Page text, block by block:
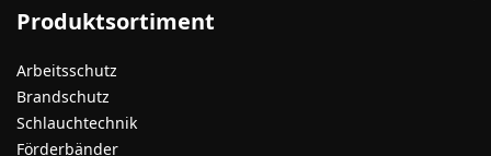
Produktsortiment
Arbeitsschutz
Brandschutz
Schlauchtechnik
Förderbänder